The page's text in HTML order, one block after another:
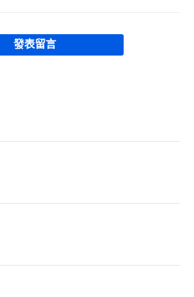
發表留言